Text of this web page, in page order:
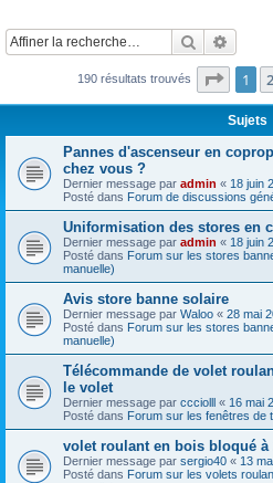
Rechercher
190 résultats trouvés Page 1
1 2
Sujets
Pannes d'ascenseur en
chez vous ?
Dernier message par admin « 18 juin
Posté dans Forum de discussions
Uniformisation des stores en
Dernier message par admin « 18 juin
Posté dans Forum sur les stores
manuelle)
Avis store banne solaire
Dernier message par Waloo « 28 mai
Posté dans Forum sur les stores
manuelle)
Télécommande de volet
le volet
Dernier message par ccciolll « 16 mai
Posté dans Forum sur les fenêtres de
volet roulant en bois bloqué à
Dernier message par sergio40 « 13
Posté dans Forum sur les volets